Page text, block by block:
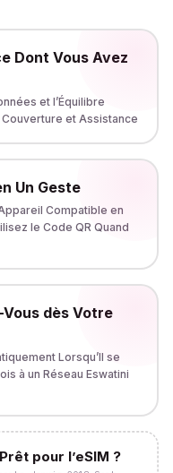
Dont Vous Avez
et l’Équilibre
et Assistance
Un Geste
Compatible en
le Code QR Quand
dès Votre
Lorsqu’Il se
à un Réseau Eswatini
pour l’eSIM ?